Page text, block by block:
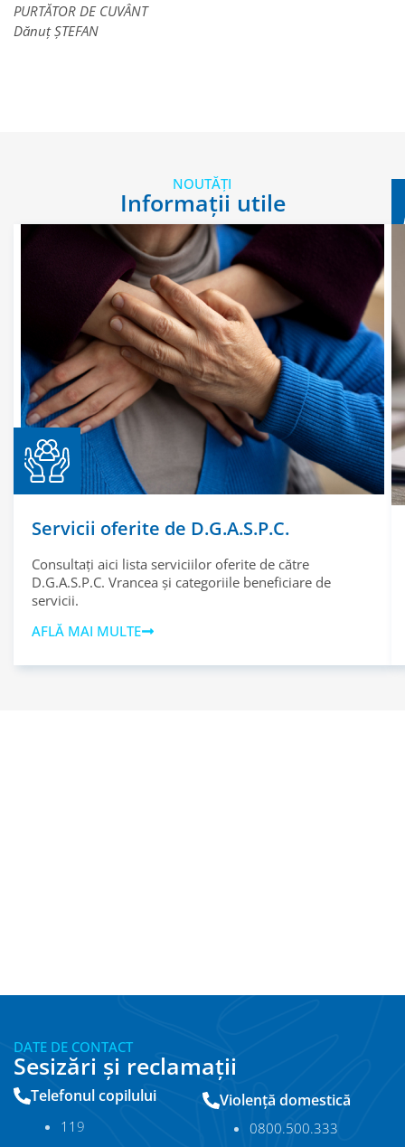
PURTĂTOR DE CUVÂNT
Dănuț ȘTEFAN
NOUTĂȚI
Informații utile
Servicii oferite de D.G.A.S.P.C.
Consultați aici lista serviciilor oferite de către
D.G.A.S.P.C. Vrancea și categoriile beneficiare de
servicii.
AFLĂ MAI MULTE
DATE DE CONTACT
Sesizări și reclamații
Telefonul copilului
11 9
Violență domestică
0800.500.333